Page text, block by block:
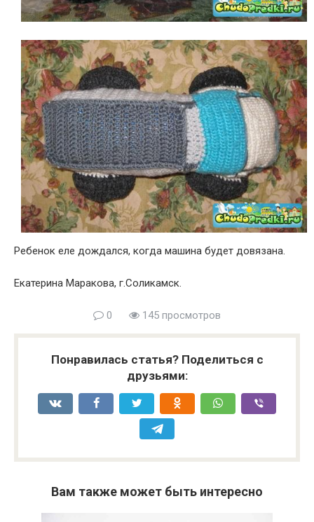
Ребенок еле дождался, когда машина будет довязана.
Екатерина Маракова, г.Соликамск.
0 145 просмотров
Понравилась статья? Поделиться с
друзьями:
Вам также может быть интересно